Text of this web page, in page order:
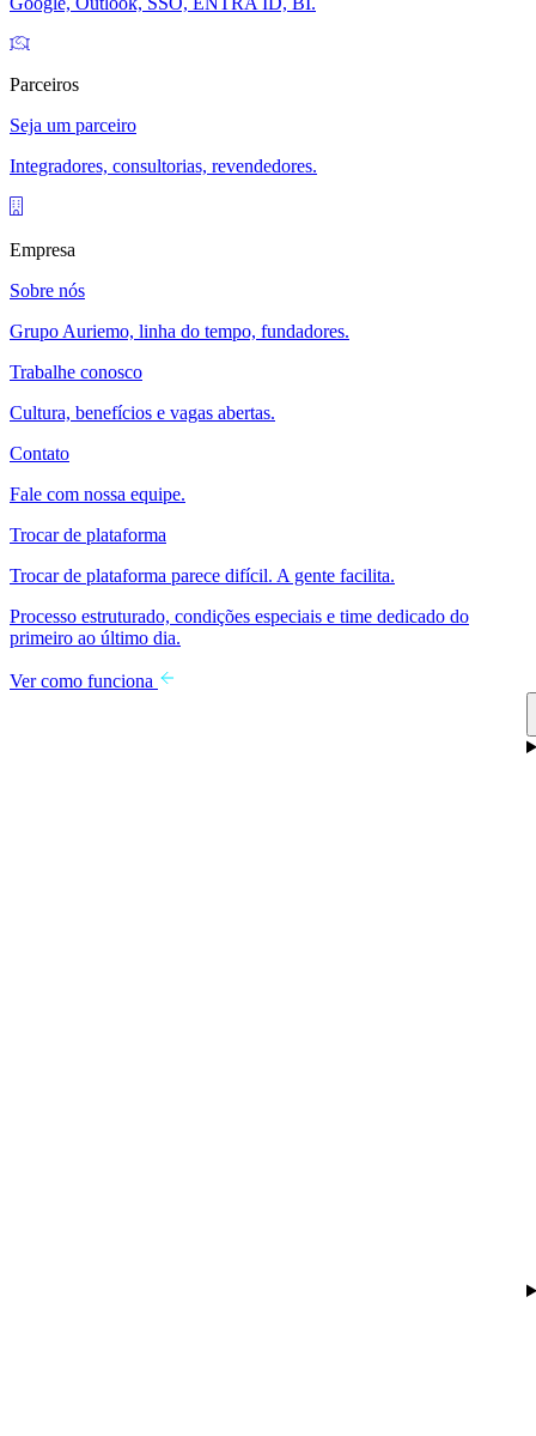
Parceiros
Seja um parceiro
Integradores, consultorias, revendedores.
Empresa
Sobre nós
Grupo Auriemo, linha do tempo, fundadores.
Trabalhe conosco
Cultura, benefícios e vagas abertas.
Contato
Fale com nossa equipe.
Trocar de plataforma
Trocar de plataforma parece difícil. A gente facilita.
Processo estruturado, condições especiais e time dedicado do
primeiro ao último dia.
Ver como funciona